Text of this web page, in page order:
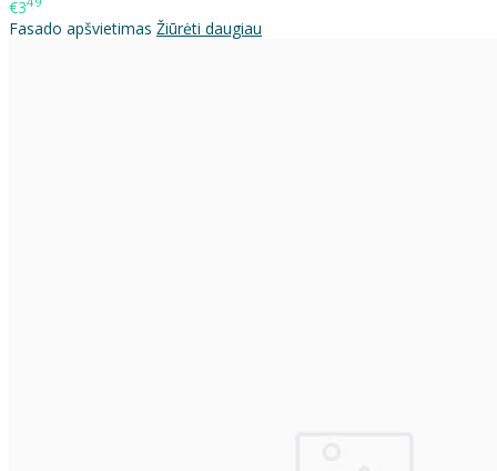
€3
Fasado apšvietimas Žiūrėti daugiau